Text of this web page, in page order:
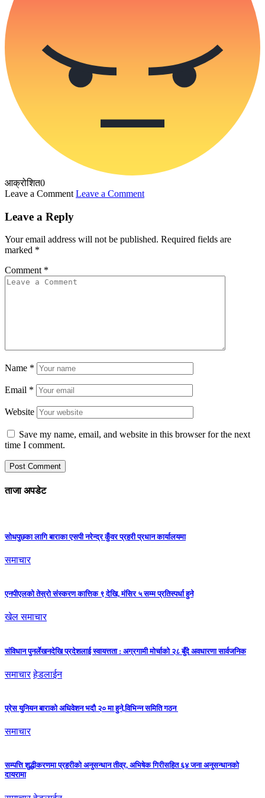
आक्रोशित0
Leave a Comment Leave a Comment
Leave a Reply
Your email address will not be published. Required fields are
marked *
Comment *
Name *
Email *
Website
Save my name, email, and website in this browser for the next
time I comment.
ताजा अपडेट
सोधपुछका लागि बाराका एसपी नरेन्द्र कुँवर प्रहरी प्रधान कार्यालयमा
समाचार
एनपीएलको तेस्रो संस्करण कात्तिक ९ देखि, मंसिर ५ सम्म प्रतिस्पर्धा हुने
खेल समाचार
संविधान पुनर्लेखनदेखि प्रदेशलाई स्वायत्तता : अग्रगामी मोर्चाको २८ बुँदे अवधारणा सार्वजनिक
समाचार हेडलाईन
प्रेस युनियन बाराको अधिवेशन भदौ २० मा हुने,विभिन्न समिति गठन
समाचार
सम्पत्ति शुद्धीकरणमा प्रहरीको अनुसन्धान तीव्र, अभिषेक गिरीसहित ६४ जना अनुसन्धानको
दायरामा